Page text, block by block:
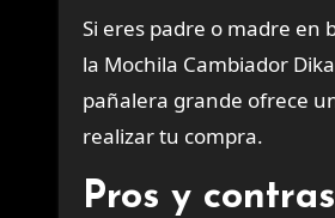
Si eres padre o madre en
la Mochila Cambiador
pañalera grande ofrece
realizar tu compra.
Pros y